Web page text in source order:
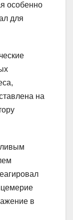
особенно
для
на
в